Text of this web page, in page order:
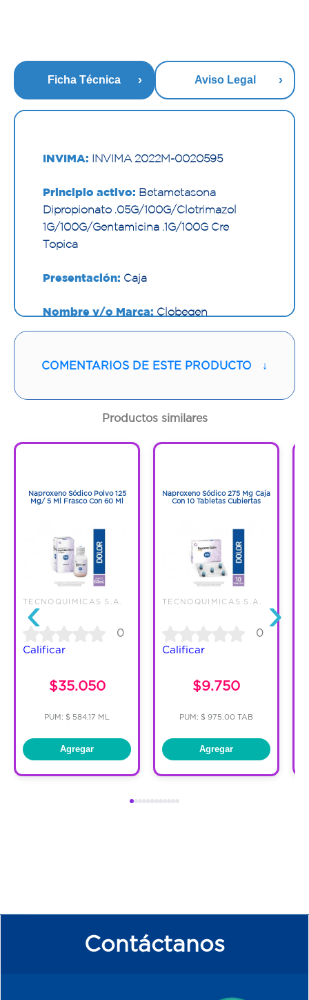
Ficha Técnica Aviso Legal
INVIMA: INVIMA 2022M-0020595
Principio activo: Betametasona
Dipropionato .05G/100G/Clotrimazol
1G/100G/Gentamicina .1G/100G Cre
Topica
Presentación: Caja
Nombre y/o Marca: Clobegen
Contenido:20 G
Cantidad:1 Tubo
COMENTARIOS DE ESTE PRODUCTO ↓
Productos similares
‹
Naproxeno Sódico Polvo 125
Mg/ 5 Ml Frasco Con 60 Ml
TECNOQUIMICAS S.A.
0
Calificar
$35.050
PUM: $ 584.17 ML
Agregar
Naproxeno Sódico 275 Mg Caja
Con 10 Tabletas Cubiertas
TECNOQUIMICAS S.A.
0
Calificar
$9.750
PUM: $ 975.00 TAB
Agregar
›
Contáctanos